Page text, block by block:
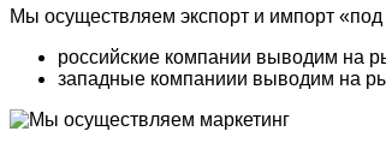
Мы осуществляем экспорт и импорт «под
российские компании выводим на
западные компаниии выводим на